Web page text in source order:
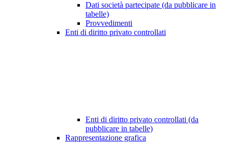
Dati società partecipate (da pubblicare in
tabelle)
Provvedimenti
Enti di diritto privato controllati
Enti di diritto privato controllati (da
pubblicare in tabelle)
Rappresentazione grafica